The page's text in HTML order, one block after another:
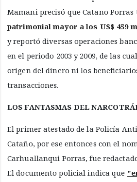
Mamani precisó que Cataño
patrimonial mayor a los US$ 459
y reportó diversas operaciones
en el periodo 2003 y 2009, de las
origen del dinero ni los
transacciones.
LOS FANTASMAS DEL
El primer atestado de la Policía
Cataño, por ese entonces con el
Carhuallanqui Porras, fue
El documento policial indica que